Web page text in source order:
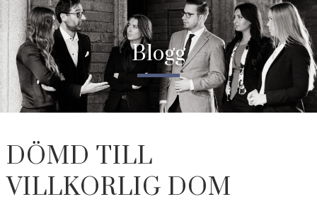
Blogg
DÖMD TILL
VILLKORLIG DOM